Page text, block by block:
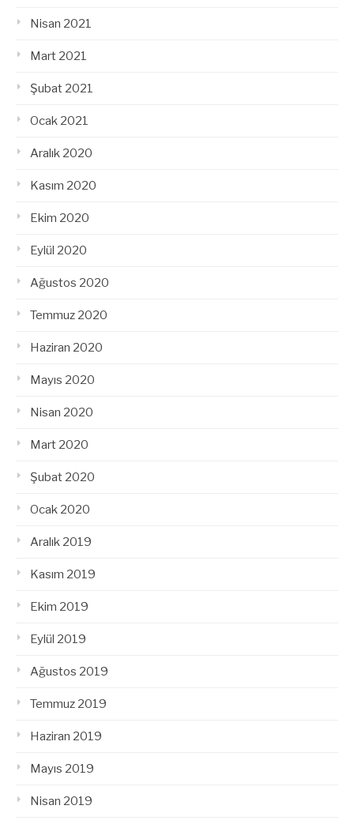
Nisan 2021
Mart 2021
Şubat 2021
Ocak 2021
Aralık 2020
Kasım 2020
Ekim 2020
Eylül 2020
Ağustos 2020
Temmuz 2020
Haziran 2020
Mayıs 2020
Nisan 2020
Mart 2020
Şubat 2020
Ocak 2020
Aralık 2019
Kasım 2019
Ekim 2019
Eylül 2019
Ağustos 2019
Temmuz 2019
Haziran 2019
Mayıs 2019
Nisan 2019